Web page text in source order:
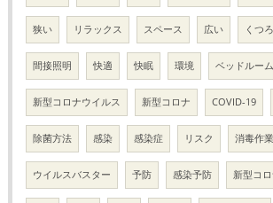
狭い リラックス スペース 広い くつ
間接照明 快適 快眠 環境 ベッドルーム
新型コロナウイルス 新型コロナ COVID-19
除菌方法 感染 感染症 リスク 消毒作業
ウイルスバスター 予防 感染予防 新型コ